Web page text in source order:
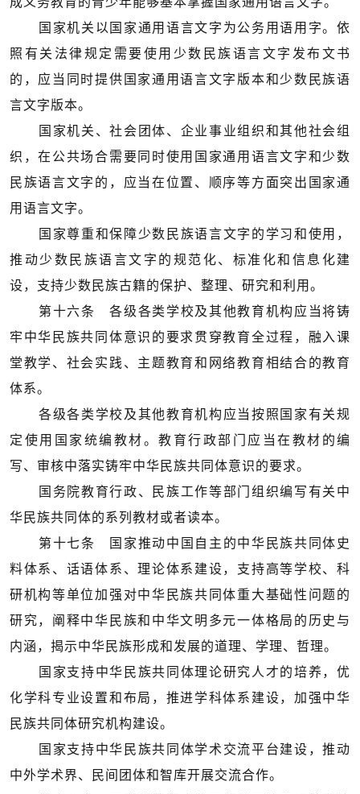
国家机关以国家通用语言文字为公务用语用字。依
照有关法律规定需要使用少数民族语言文字发布文书
的，应当同时提供国家通用语言文字版本和少数民族语
言文字版本。
国家机关、社会团体、企业事业组织和其他社会组
织，在公共场合需要同时使用国家通用语言文字和少数
民族语言文字的，应当在位置、顺序等方面突出国家通
用语言文字。
国家尊重和保障少数民族语言文字的学习和使用，
推动少数民族语言文字的规范化、标准化和信息化建
设，支持少数民族古籍的保护、整理、研究和利用。
第十六条 各级各类学校及其他教育机构应当将铸
牢中华民族共同体意识的要求贯穿教育全过程，融入课
堂教学、社会实践、主题教育和网络教育相结合的教育
体系。
各级各类学校及其他教育机构应当按照国家有关规
定使用国家统编教材。教育行政部门应当在教材的编
写、审核中落实铸牢中华民族共同体意识的要求。
国务院教育行政、民族工作等部门组织编写有关中
华民族共同体的系列教材或者读本。
第十七条 国家推动中国自主的中华民族共同体史
料体系、话语体系、理论体系建设，支持高等学校、科
研机构等单位加强对中华民族共同体重大基础性问题的
研究，阐释中华民族和中华文明多元一体格局的历史与
内涵，揭示中华民族形成和发展的道理、学理、哲理。
国家支持中华民族共同体理论研究人才的培养，优
化学科专业设置和布局，推进学科体系建设，加强中华
民族共同体研究机构建设。
国家支持中华民族共同体学术交流平台建设，推动
中外学术界、民间团体和智库开展交流合作。